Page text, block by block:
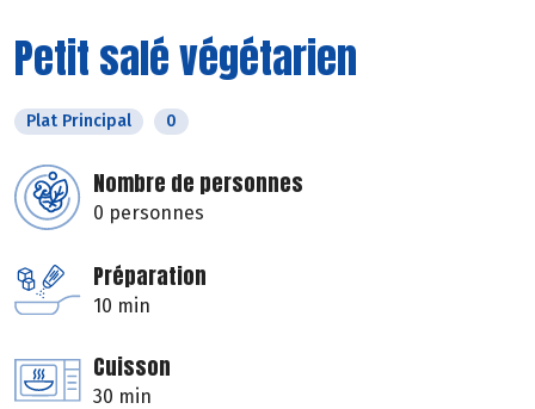
Petit salé végétarien
Plat Principal 0
Nombre de personnes
0 personnes
Préparation
10 min
Cuisson
30 min